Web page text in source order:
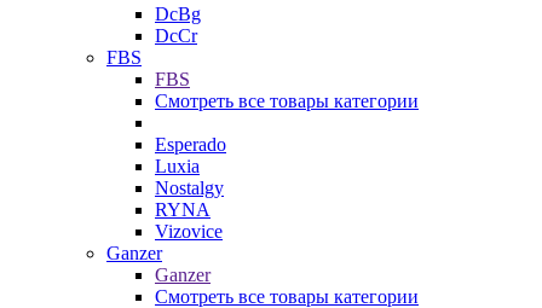
DcBg
DcCr
FBS
FBS
Смотреть все товары категории
Esperado
Luxia
Nostalgy
RYNA
Vizovice
Ganzer
Ganzer
Смотреть все товары категории